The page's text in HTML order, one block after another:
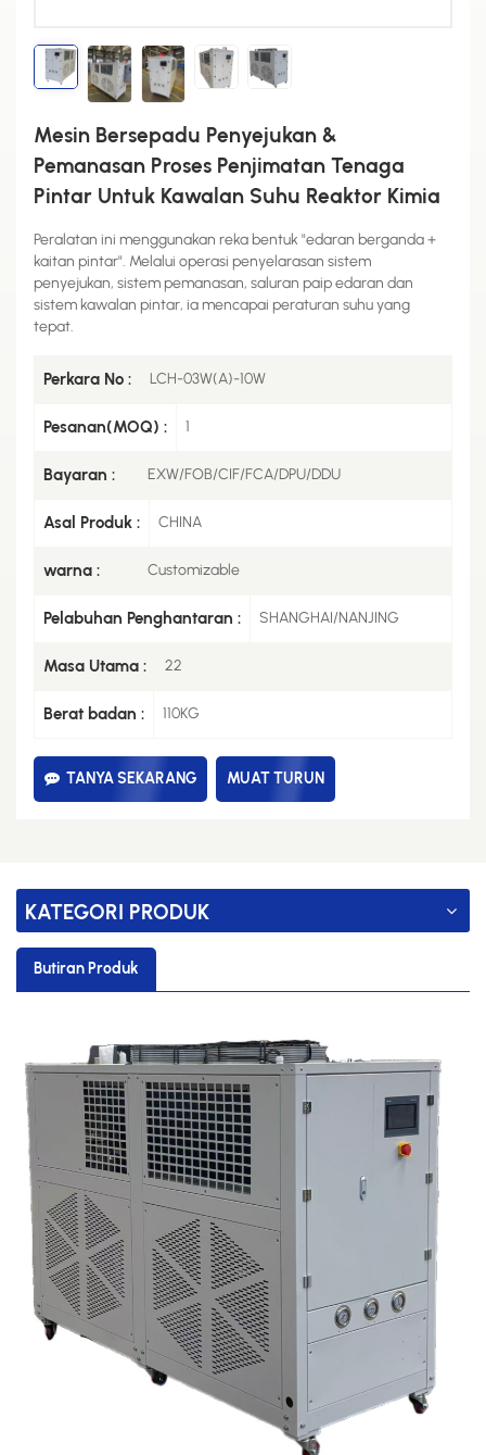
Mesin Bersepadu Penyejukan &
Pemanasan Proses Penjimatan Tenaga
Pintar Untuk Kawalan Suhu Reaktor Kimia
Peralatan ini menggunakan reka bentuk "edaran berganda +
kaitan pintar". Melalui operasi penyelarasan sistem
penyejukan, sistem pemanasan, saluran paip edaran dan
sistem kawalan pintar, ia mencapai peraturan suhu yang
tepat.
Perkara No : LCH-03W(A)-10W
Pesanan(MOQ) : 1
Bayaran : EXW/FOB/CIF/FCA/DPU/DDU
Asal Produk : CHINA
warna : Customizable
Pelabuhan Penghantaran : SHANGHAI/NANJING
Masa Utama : 22
Berat badan : 110KG
TANYA SEKARANG MUAT TURUN
KATEGORI PRODUK
Butiran Produk